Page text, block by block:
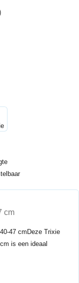
cm
47 cmDeze Trixie
is een ideaal